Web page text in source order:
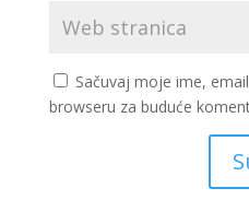
Sačuvaj moje ime,
browseru za buduće